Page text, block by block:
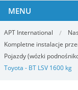
MENU
APT International
Kompletne instalacje
Pojazdy (wózki
Toyota - BT LSV 1600 kg